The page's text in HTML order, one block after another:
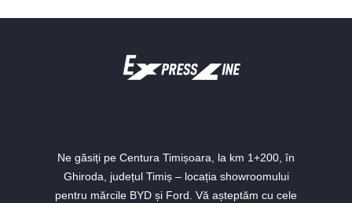
Ne găsiți pe Centura Timișoara, la km 1+200, în
Ghiroda, județul Timiș – locația showroomului
pentru mărcile BYD și Ford. Vă așteptăm cu cele